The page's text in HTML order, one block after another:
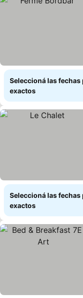
Seleccioná las
exactos
Seleccioná las
exactos